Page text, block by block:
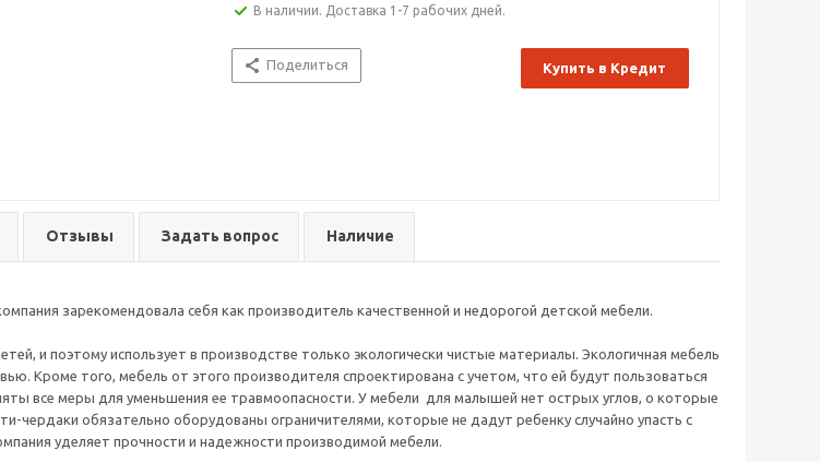
В наличии. Доставка 1-7 рабочих дней.
Поделиться Купить в Кредит
Отзывы Задать вопрос Наличие
зарекомендовала себя как производитель качественной и недорогой детской мебели.
и поэтому использует в производстве только экологически чистые материалы. Экологичная мебель
Кроме того, мебель от этого производителя спроектирована с учетом, что ей будут пользоваться
все меры для уменьшения ее травмоопасности. У мебели для малышей нет острых углов, о которые
чердаки обязательно оборудованы ограничителями, которые не дадут ребенку случайно упасть с
уделяет прочности и надежности производимой мебели.